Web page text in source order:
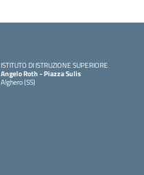
ISTITUTO DI ISTRUZIONE SUPERIORE
Angelo Roth - Piazza Sulis
Alghero (SS)
— Visita la pagina iniziale della scuola